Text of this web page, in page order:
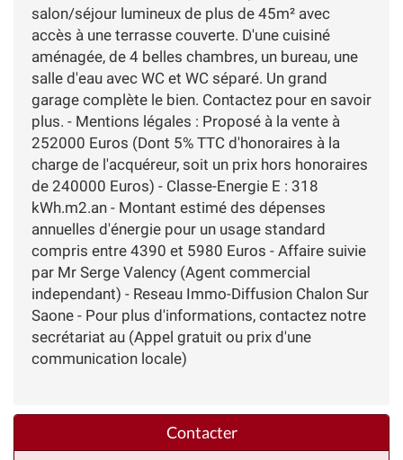
salon/séjour lumineux de plus de 45m² avec
accès à une terrasse couverte. D'une cuisiné
aménagée, de 4 belles chambres, un bureau, une
salle d'eau avec WC et WC séparé. Un grand
garage complète le bien. Contactez pour en savoir
plus. - Mentions légales : Proposé à la vente à
252000 Euros (Dont 5% TTC d'honoraires à la
charge de l'acquéreur, soit un prix hors honoraires
de 240000 Euros) - Classe-Energie E : 318
kWh.m2.an - Montant estimé des dépenses
annuelles d'énergie pour un usage standard
compris entre 4390 et 5980 Euros - Affaire suivie
par Mr Serge Valency (Agent commercial
independant) - Reseau Immo-Diffusion Chalon Sur
Saone - Pour plus d'informations, contactez notre
secrétariat au (Appel gratuit ou prix d'une
communication locale)
Contacter